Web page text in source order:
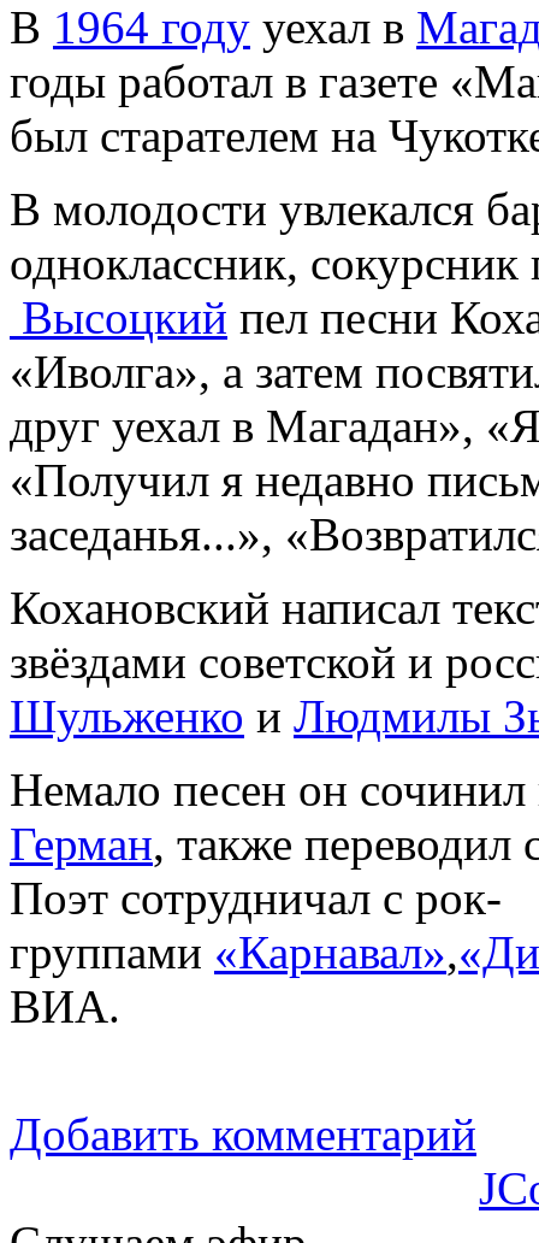
В 1964 году уехал в
годы работал в газете
был старателем на
В молодости увлекался
одноклассник,
Высоцкий пел песни
«Иволга», а затем
друг уехал в Магадан»,
«Получил я недавно
заседанья...»,
Кохановский написал
звёздами советской и
Шульженко и Людмилы
Немало песен он
Герман, также переводил
Поэт сотрудничал с рок-
группами «Карнавал»,
ВИА.
Добавить комментарий